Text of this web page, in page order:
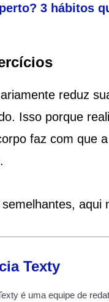
3 hábitos
reduz
Isso porque
faz com que
aqui
Texty
é uma equipe de